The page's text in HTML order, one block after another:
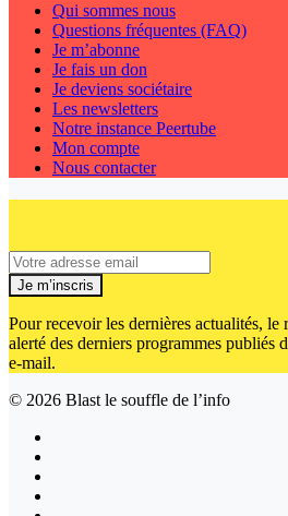
Qui sommes nous
Questions fréquentes (FAQ)
Je m’abonne
Je fais un don
Je deviens sociétaire
Les newsletters
Notre instance Peertube
Mon compte
Nous contacter
Je m’inscris
Pour recevoir les dernières actualités, le
alerté des derniers programmes publiés
e-mail.
© 2026 Blast le souffle de l’info